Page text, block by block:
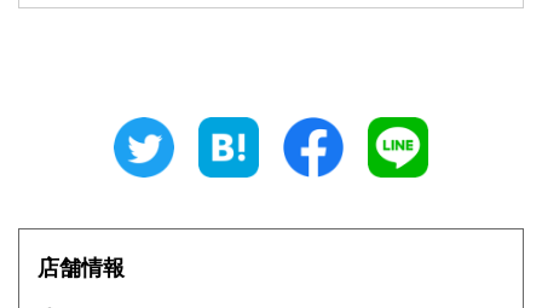
1,034円 神奈川県
富山県
石川県 福井県
店舗情報